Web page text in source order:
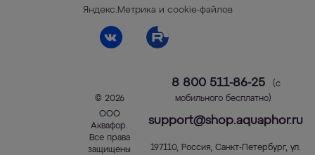
Яндекс.Метрика и cookie-файлов
© 2026
ООО
Аквафор.
Все права
защищены
8 800 511-86-25
(с
мобильного бесплатно)
support@shop.aquaphor.ru
197110, Россия, Санкт-Петербург, ул.